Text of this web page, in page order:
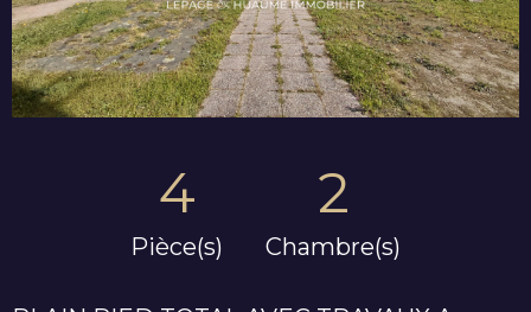
4
Pièce(s)
2
Chambre(s)